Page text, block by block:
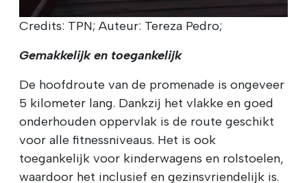
Credits: TPN; Auteur: Tereza Pedro;
Gemakkelijk en toegankelijk
De hoofdroute van de promenade is ongeveer
5 kilometer lang. Dankzij het vlakke en goed
onderhouden oppervlak is de route geschikt
voor alle fitnessniveaus. Het is ook
toegankelijk voor kinderwagens en rolstoelen,
waardoor het inclusief en gezinsvriendelijk is.